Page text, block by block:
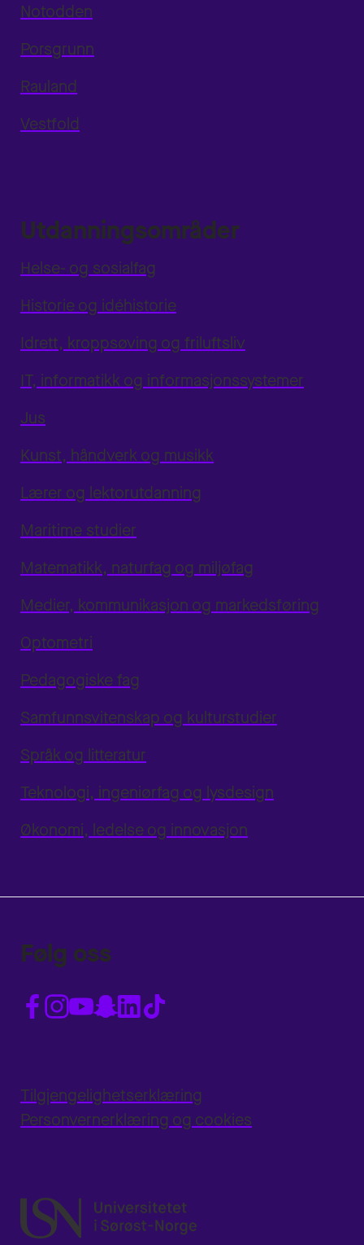
Notodden
Porsgrunn
Rauland
Vestfold
Utdanningsområder
Helse- og sosialfag
Historie og idéhistorie
Idrett, kroppsøving og friluftsliv
IT, informatikk og informasjonssystemer
Jus
Kunst, håndverk og musikk
Lærer og lektorutdanning
Maritime studier
Matematikk, naturfag og miljøfag
Medier, kommunikasjon og markedsføring
Optometri
Pedagogiske fag
Samfunnsvitenskap og kulturstudier
Språk og litteratur
Teknologi, ingeniørfag og lysdesign
Økonomi, ledelse og innovasjon
Følg oss
Tilgjengelighetserklæring
Personvernerklæring og cookies